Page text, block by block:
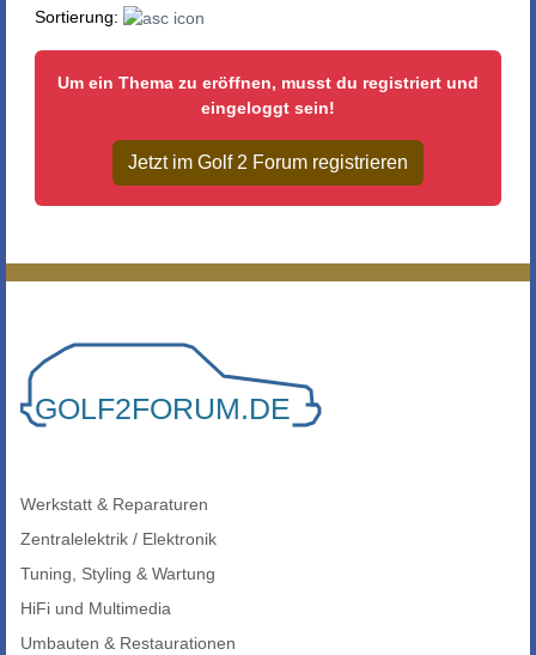
Sortierung:
Um ein Thema zu eröffnen, musst du registriert und
eingeloggt sein!
Jetzt im Golf 2 Forum registrieren
Werkstatt & Reparaturen
Zentralelektrik / Elektronik
Tuning, Styling & Wartung
HiFi und Multimedia
Umbauten & Restaurationen